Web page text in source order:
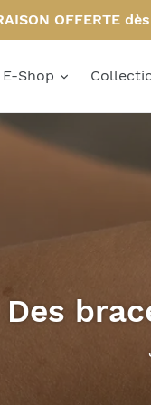
OFFERTE
E-Shop
Des